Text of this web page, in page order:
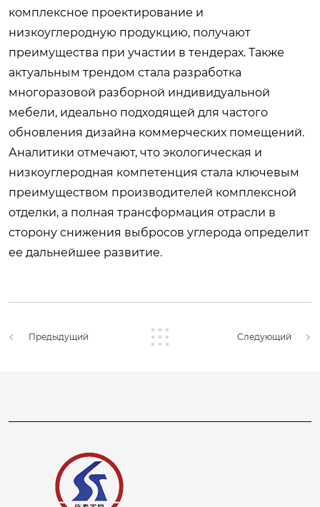
комплексное проектирование и
низкоуглеродную продукцию, получают
преимущества при участии в тендерах. Также
актуальным трендом стала разработка
многоразовой разборной индивидуальной
мебели, идеально подходящей для частого
обновления дизайна коммерческих помещений.
Аналитики отмечают, что экологическая и
низкоуглеродная компетенция стала ключевым
преимуществом производителей комплексной
отделки, а полная трансформация отрасли в
сторону снижения выбросов углерода определит
ее дальнейшее развитие.
Предыдущий Следующий